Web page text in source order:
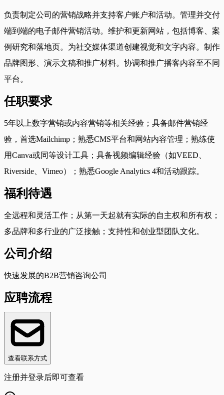
负责制定公司的营销战略并支持客户账户和活动。管理并交付
端到端的电子邮件营销活动。维护和更新网站，包括博客、案
例研究和落地页。为社交媒体渠道创建视觉和文字内容。制作
品牌图形、演示文稿和推广材料。协调和推广播客内容至不同
平台。
任职要求
5年以上数字营销或内容营销等相关经验；具备邮件营销经
验，首选Mailchimp；熟悉CMS平台和网站内容管理；熟练使
用Canva或同等设计工具；具备视频编辑经验（如VEED、
Riverside、Vimeo）；熟悉Google Analytics 4和活动跟踪。
福利待遇
全远程和灵活工作；从第一天起就有实际的自主权和所有权；
多品牌和多行业的广泛接触；支持性和创业型团队文化。
公司介绍
快速发展的B2B营销咨询公司
应聘流程
查看联系方式
注册并登录后即可查看